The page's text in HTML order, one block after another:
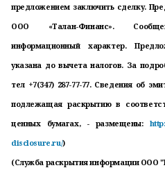
предложением заключить сделку.
ООО «Талан-Финанс».
информационный характер.
указана до вычета налогов. За
тел +7(347) 287-77-77. Сведения об
подлежащая раскрытию в
ценных бумагах, - размещены:
disclosure.ru/)
(Служба раскрытия информации ООО